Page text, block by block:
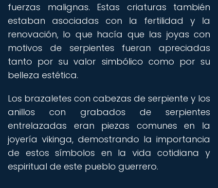
fuerzas malignas. Estas criaturas también
estaban asociadas con la fertilidad y la
renovación, lo que hacía que las joyas con
motivos de serpientes fueran apreciadas
tanto por su valor simbólico como por su
belleza estética.
Los brazaletes con cabezas de serpiente y los
anillos con grabados de serpientes
entrelazadas eran piezas comunes en la
joyería vikinga, demostrando la importancia
de estos símbolos en la vida cotidiana y
espiritual de este pueblo guerrero.